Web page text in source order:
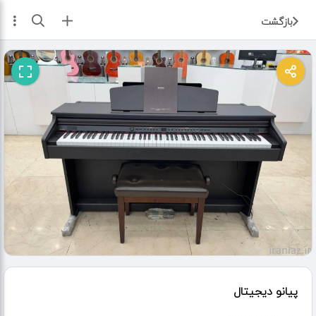
بازگشت ثبت آگهی
پیانو دیجیتال